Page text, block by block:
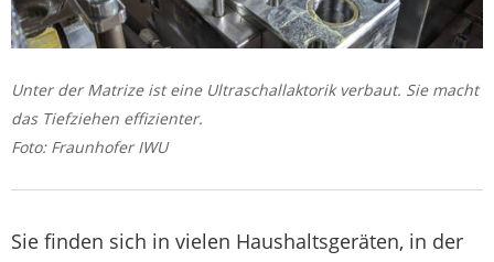
Unter der Matrize ist eine Ultraschallaktorik verbaut. Sie macht
das Tiefziehen effizienter.
Foto: Fraunhofer IWU
Sie finden sich in vielen Haushaltsgeräten, in der